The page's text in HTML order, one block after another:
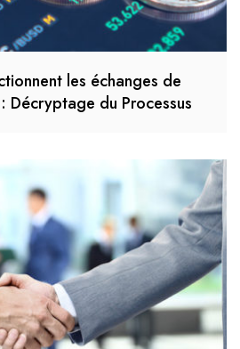
les échanges de
Décryptage du Processus